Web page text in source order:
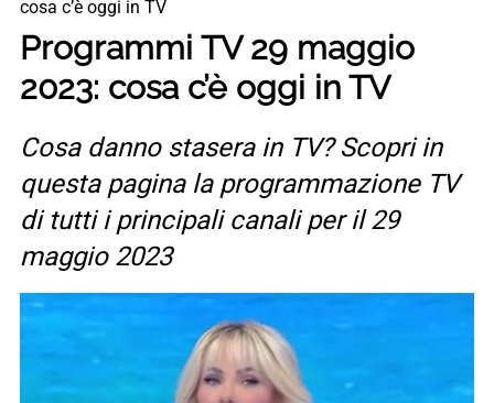
cosa c’è oggi in TV
Programmi TV 29 maggio
2023: cosa c’è oggi in TV
Cosa danno stasera in TV? Scopri in
questa pagina la programmazione TV
di tutti i principali canali per il 29
maggio 2023